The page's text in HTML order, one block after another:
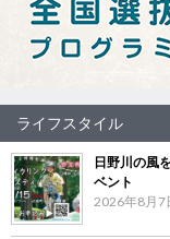
ライフスタイル
日野川の風
ベント
2026年8月7